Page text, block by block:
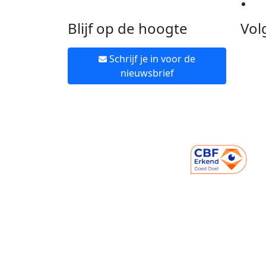
Blijf op de hoogte
Schrijf je in voor de
nieuwsbrief